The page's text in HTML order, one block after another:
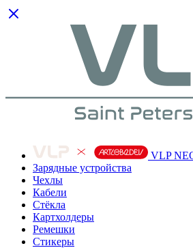
VLP
Зарядные устройства
Чехлы
Кабели
Cтёкла
Картхолдеры
Ремешки
Стикеры